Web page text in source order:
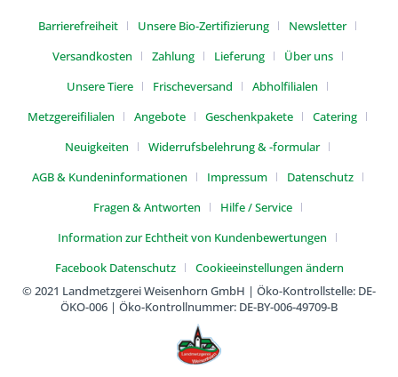
Barrierefreiheit Unsere Bio-Zertifizierung
Newsletter
Versandkosten
Zahlung Lieferung
Über uns
Unsere Tiere
Frischeversand
Abholfilialen
Metzgereifilialen
Angebote Geschenkpakete
Catering
Neuigkeiten
Widerrufsbelehrung & -formular
AGB & Kundeninformationen
Impressum
Datenschutz
Fragen & Antworten
Hilfe / Service
Information zur Echtheit von Kundenbewertungen
Facebook Datenschutz
Cookieeinstellungen ändern
© 2021 Landmetzgerei Weisenhorn GmbH | Öko-Kontrollstelle: DE-
ÖKO-006 | Öko-Kontrollnummer: DE-BY-006-49709-B